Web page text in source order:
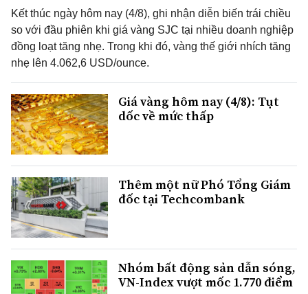
Kết thúc ngày hôm nay (4/8), ghi nhận diễn biến trái chiều
so với đầu phiên khi giá vàng SJC tại nhiều doanh nghiệp
đồng loạt tăng nhẹ. Trong khi đó, vàng thế giới nhích tăng
nhẹ lên 4.062,6 USD/ounce.
Giá vàng hôm nay (4/8): Tụt
dốc về mức thấp
Thêm một nữ Phó Tổng Giám
đốc tại Techcombank
Nhóm bất động sản dẫn sóng,
VN-Index vượt mốc 1.770 điểm